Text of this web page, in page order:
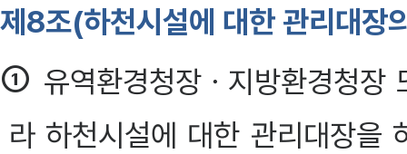
제8조(하천시설에 대한 관리대장
① 유역환경청장ㆍ지방환경청
라 하천시설에 대한 관리대장을